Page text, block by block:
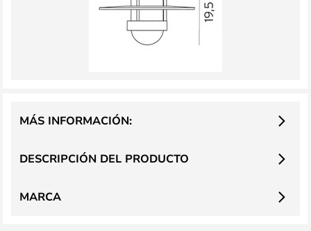
DESCRIPCIÓN DEL PRODUCTO
MÁS INFORMACIÓN:
MARCA